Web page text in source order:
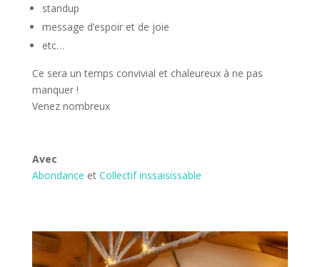
standup
message d’espoir et de joie
etc…
Ce sera un temps convivial et chaleureux à ne pas
manquer !
Venez nombreux
Avec
Abondance et Collectif inssaisissable